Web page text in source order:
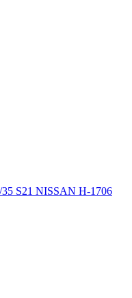
S21 NISSAN H-1706